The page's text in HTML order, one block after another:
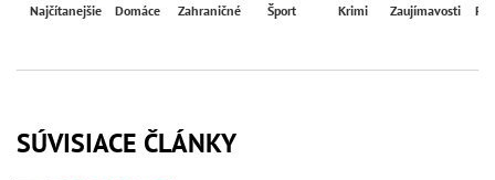
Najčítanejšie Domáce Zahraničné Šport Krimi Zaujímavosti
SÚVISIACE ČLÁNKY